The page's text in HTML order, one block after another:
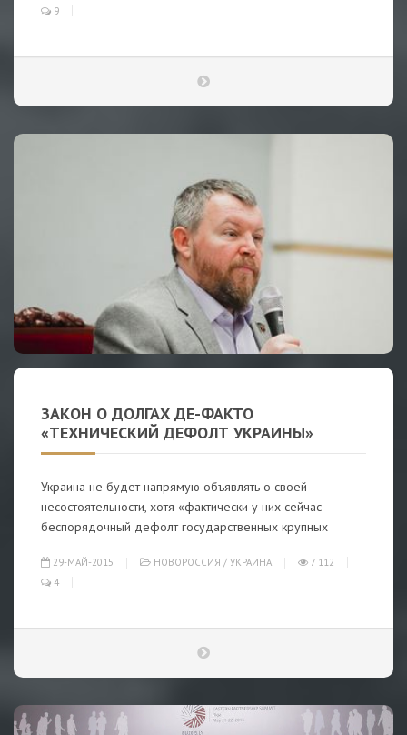
9
ЗАКОН О ДОЛГАХ ДЕ-ФАКТО
«ТЕХНИЧЕСКИЙ ДЕФОЛТ УКРАИНЫ»
Украина не будет напрямую объявлять о своей
несостоятельности, хотя «фактически у них сейчас
беспорядочный дефолт государственных крупных
29-МАЙ-2015 НОВОРОССИЯ / УКРАИНА
7 112
4